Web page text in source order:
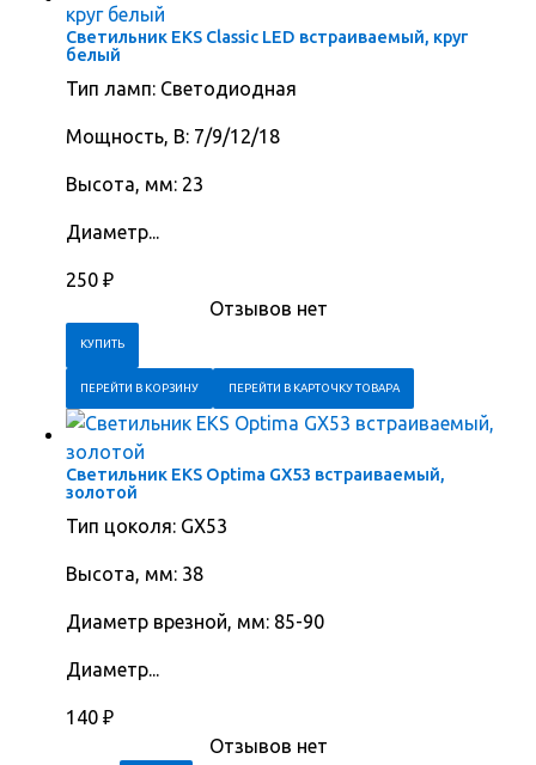
Светильник EKS Classic LED встраиваемый, круг
белый
Тип ламп: Светодиодная
Мощность, В: 7/9/12/18
Высота, мм: 23
Диаметр...
250 ₽
Отзывов нет
ПЕРЕЙТИ В КОРЗИНУ ПЕРЕЙТИ В КАРТОЧКУ ТОВАРА
Светильник EKS Optima GX53 встраиваемый,
золотой
Тип цоколя: GX53
Высота, мм: 38
Диаметр врезной, мм: 85-90
Диаметр...
140 ₽
Отзывов нет